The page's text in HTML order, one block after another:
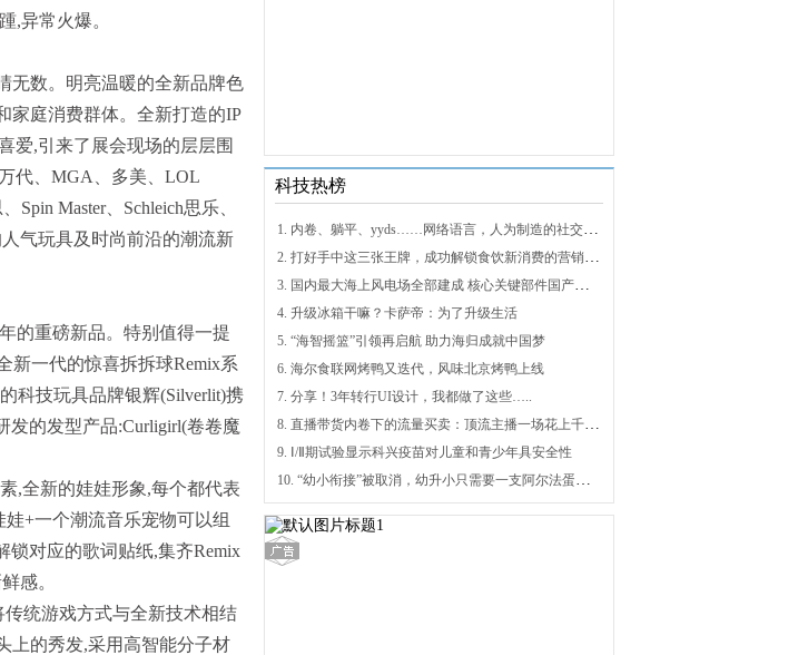
,异常火爆。
无数。明亮温暖的全新品牌色
家庭消费群体。全新打造的IP
爱,引来了展会现场的层层围
代、MGA、多美、LOL
Spin Master、Schleich思乐、
气玩具及时尚前沿的潮流新
的重磅新品。特别值得一提
新一代的惊喜拆拆球Remix系
科技玩具品牌银辉(Silverlit)携
发的发型产品:Curligirl(卷卷魔
,全新的娃娃形象,每个都代表
+一个潮流音乐宠物可以组
锁对应的歌词贴纸,集齐Remix
感。
统游戏方式与全新技术相结
上的秀发,采用高智能分子材
科技热榜
1. 内卷、躺平、yyds……网络语言，人为制造的社交屏障？
2. 打好手中这三张王牌，成功解锁食饮新消费的营销密码
3. 国内最大海上风电场全部建成 核心关键部件国产化攻关未来可期
4. 升级冰箱干嘛？卡萨帝：为了升级生活
5. “海智摇篮”引领再启航 助力海归成就中国梦
6. 海尔食联网烤鸭又迭代，风味北京烤鸭上线
7. 分享！3年转行UI设计，我都做了这些…..
8. 直播带货内卷下的流量买卖：顶流主播一场花上千万元，红利消退焦虑暴增
9. Ⅰ/Ⅱ期试验显示科兴疫苗对儿童和青少年具安全性
10. “幼小衔接”被取消，幼升小只需要一支阿尔法蛋词典笔